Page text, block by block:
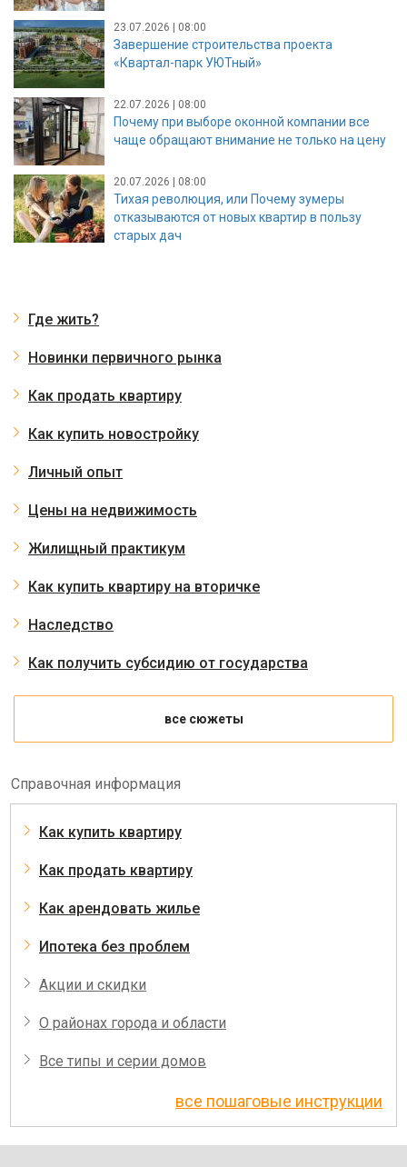
23.07.2026 | 08:00
Завершение строительства проекта
«Квартал-парк УЮТный»
22.07.2026 | 08:00
Почему при выборе оконной компании все
чаще обращают внимание не только на цену
20.07.2026 | 08:00
Тихая революция, или Почему зумеры
отказываются от новых квартир в пользу
старых дач
Где жить?
Новинки первичного рынка
Как продать квартиру
Как купить новостройку
Личный опыт
Цены на недвижимость
Жилищный практикум
Как купить квартиру на вторичке
Наследство
Как получить субсидию от государства
все сюжеты
Справочная информация
Как купить квартиру
Как продать квартиру
Как арендовать жилье
Ипотека без проблем
Акции и скидки
О районах города и области
Все типы и серии домов
все пошаговые инструкции